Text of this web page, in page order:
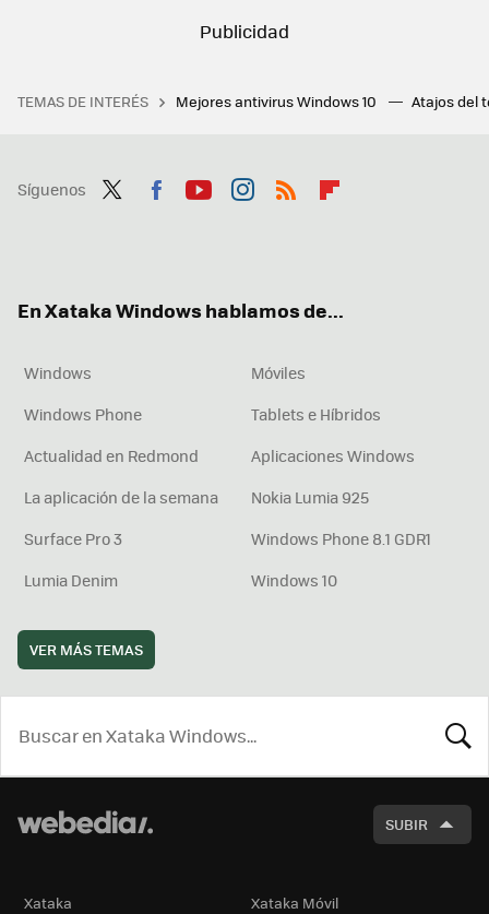
TEMAS DE INTERÉS Mejores antivirus Windows 10 Atajos del
Síguenos
En Xataka Windows hablamos de...
Windows
Móviles
Windows Phone
Tablets e Híbridos
Actualidad en Redmond
Aplicaciones Windows
La aplicación de la semana
Nokia Lumia 925
Surface Pro 3
Windows Phone 8.1 GDR1
Lumia Denim
Windows 10
VER MÁS TEMAS
SUBIR
Xataka Xataka Móvil